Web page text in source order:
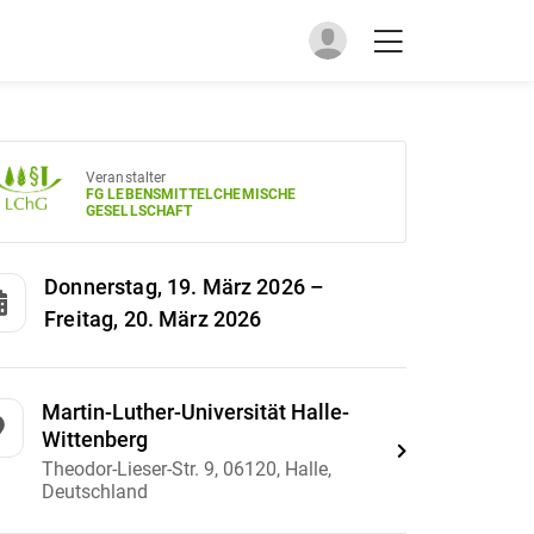
Veranstalter
FG LEBENSMITTELCHEMISCHE
GESELLSCHAFT
Donnerstag, 19. März 2026–
Freitag, 20. März 2026
Martin-Luther-Universität Halle-
Wittenberg
Theodor-Lieser-Str. 9, 06120, Halle,
Deutschland